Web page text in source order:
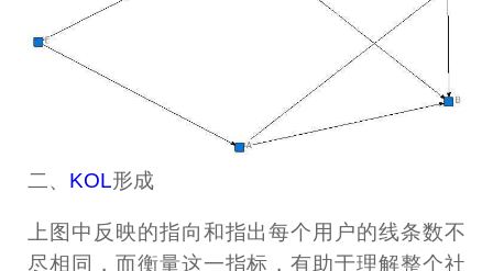
二、 KOL形成
上图中反映的指向和指出每个用户的线条数不
尽相同，而衡量这一指标，有助于理解整个社